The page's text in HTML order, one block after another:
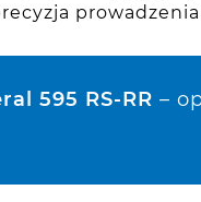
595 RS-RR –